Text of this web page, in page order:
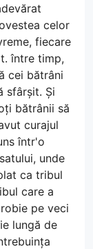
celor
fiecare
între timp,
cei bătrâni
sfârșit. Și
bătrânii să
curajul
într'o
unde
ca tribul
care a
pe veci
lungă de